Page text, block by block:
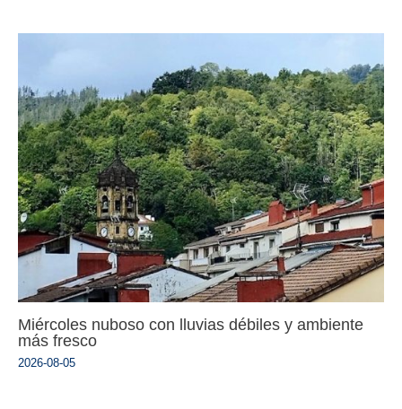
Miércoles nuboso con lluvias débiles y ambiente
más fresco
2026-08-05